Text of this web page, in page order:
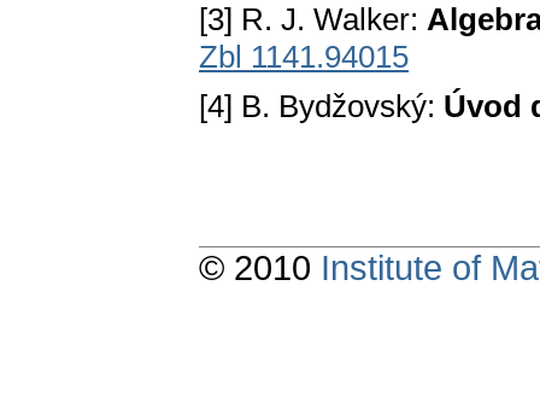
[3] R. J. Walker:
Zbl 1141.94015
[4] B. Bydžovský: Úvod
© 2010 Institute of